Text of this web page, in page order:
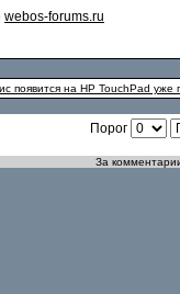
webos-forums.ru
появится на HP TouchPad уже
Порог
За